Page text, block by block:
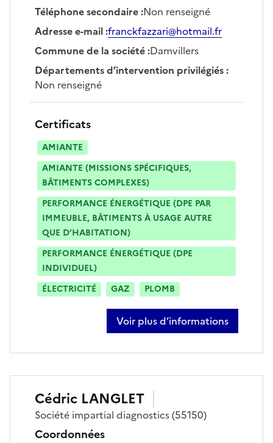
Téléphone secondaire:Non renseigné
Adresse e-mail:franckfazzari@hotmail.fr
Commune de la société:Damvillers
Départements d’intervention privilégiés:
Non renseigné
Certificats
AMIANTE
AMIANTE (MISSIONS SPÉCIFIQUES,
BÂTIMENTS COMPLEXES)
PERFORMANCE ÉNERGÉTIQUE (DPE PAR
IMMEUBLE, BÂTIMENTS À USAGE AUTRE
QUE D’HABITATION)
PERFORMANCE ÉNERGÉTIQUE (DPE
INDIVIDUEL)
ÉLECTRICITÉ
GAZ PLOMB
Voir plus d’informations
sur franck fazzari
Cédric LANGLET
Société impartial diagnostics(55150)
Coordonnées